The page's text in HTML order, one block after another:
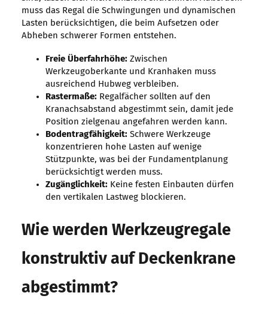
muss das Regal die Schwingungen und dynamischen
Lasten berücksichtigen, die beim Aufsetzen oder
Abheben schwerer Formen entstehen.
Freie Überfahrhöhe:Zwischen
Werkzeugoberkante und Kranhaken muss
ausreichend Hubweg verbleiben.
Rastermaße:Regalfächer sollten auf den
Kranachsabstand abgestimmt sein, damit jede
Position zielgenau angefahren werden kann.
Bodentragfähigkeit:Schwere Werkzeuge
konzentrieren hohe Lasten auf wenige
Stützpunkte, was bei der Fundamentplanung
berücksichtigt werden muss.
Zugänglichkeit:Keine festen Einbauten dürfen
den vertikalen Lastweg blockieren.
Wie werden Werkzeugregale
konstruktiv auf Deckenkrane
abgestimmt?